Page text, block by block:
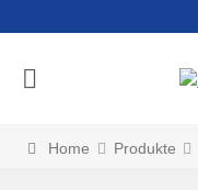
Home Produkte